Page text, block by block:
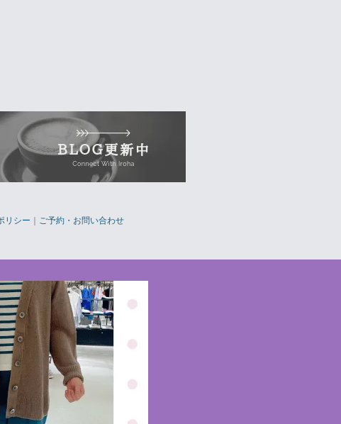
リシー ｜ ご予約・お問い合わせ